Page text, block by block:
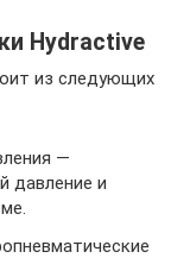
Hydractive
из следующих
—
давление и